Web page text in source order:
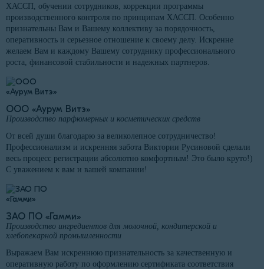
ХАССП, обучении сотрудников, коррекции программы
производственного контроля по принципам ХАССП. Особенно
признательны Вам и Вашему коллективу за порядочность,
оперативность и серьезное отношение к своему делу. Искренне
желаем Вам и каждому Вашему сотруднику профессионального
роста, финансовой стабильности и надежных партнеров.
ООО «Аурум Витэ»
Производство парфюмерных и косметических средств
От всей души благодарю за великолепное сотрудничество!
Профессионализм и искренняя забота Виктории Русиновой сделали
весь процесс регистрации абсолютно комфортным! Это было круто!)
С уважением к вам и вашей компании!
ЗАО ПО «Гамми»
Производство ингредиентов для молочной, кондитерской и
хлебопекарной промышленности
Выражаем Вам искреннюю признательность за качественную и
оперативную работу по оформлению сертификата соответствия